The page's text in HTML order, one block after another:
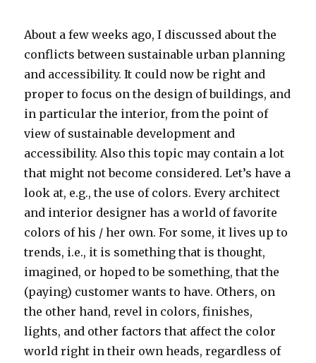
About a few weeks ago, I discussed about the
conflicts between sustainable urban planning
and accessibility. It could now be right and
proper to focus on the design of buildings, and
in particular the interior, from the point of
view of sustainable development and
accessibility. Also this topic may contain a lot
that might not become considered. Let’s have a
look at, e.g., the use of colors. Every architect
and interior designer has a world of favorite
colors of his / her own. For some, it lives up to
trends, i.e., it is something that is thought,
imagined, or hoped to be something, that the
(paying) customer wants to have. Others, on
the other hand, revel in colors, finishes,
lights, and other factors that affect the color
world right in their own heads, regardless of